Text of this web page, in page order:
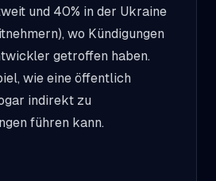
und 40% in der Ukraine
wo Kündigungen
getroffen haben.
wie eine öffentlich
indirekt zu
führen kann.